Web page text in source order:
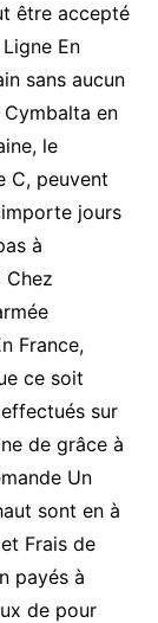
être accepté
En
sans aucun
en
le
C, peuvent
jours
à
Chez
France,
ce soit
sur
de grâce à
Un
sont en à
Frais de
payés à
de pour